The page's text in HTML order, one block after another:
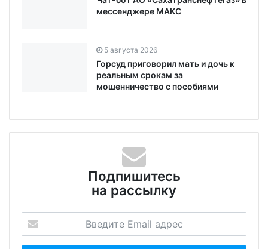
мессенджере МАКС
5 августа 2026
Горсуд приговорил мать и дочь к
реальным срокам за
мошенничество с пособиями
Подпишитесь
на рассылку